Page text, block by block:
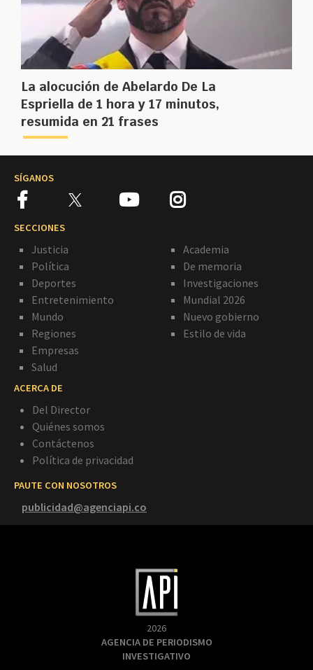
La alocución de Abelardo De La
Espriella de 1 hora y 17 minutos,
resumida en 21 frases
SÍGANOS
SECCIONES
Justicia
Política
Deportes
Entretenimiento
Mundo
Regiones
Empresas
Salud
Academia
De memoria
Investigaciones
Mundial 2026
Nuevo gobierno
Estilo de vida
ACERCA DE
Del Director
Quiénes somos
Contáctenos
Política de privacidad
PAUTE CON NOSOTROS
publicidad@agenciapi.co
2026
AGENCIA DE PERIODISMO
INVESTIGATIVO